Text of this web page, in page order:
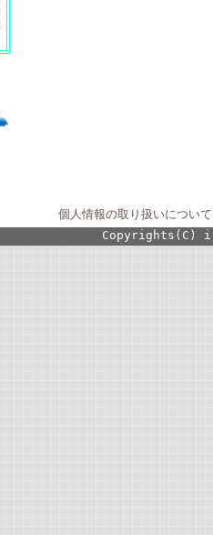
個人情報の取り扱いについて
Copyrights(C)